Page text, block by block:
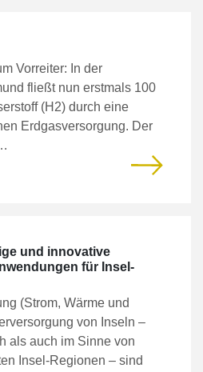
Vorreiter: In der
fließt nun erstmals 100
(H2) durch eine
Erdgasversorgung. Der
und innovative
für Insel-
(Strom, Wärme und
von Inseln –
als auch im Sinne von
Insel-Regionen – sind